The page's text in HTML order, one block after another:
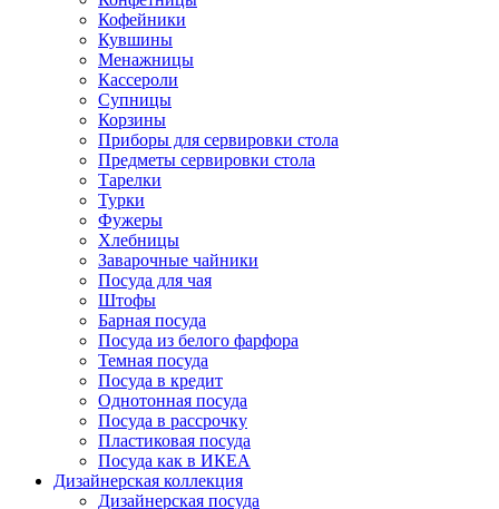
Кофейники
Кувшины
Менажницы
Кассероли
Супницы
Корзины
Приборы для сервировки стола
Предметы сервировки стола
Тарелки
Турки
Фужеры
Хлебницы
Заварочные чайники
Посуда для чая
Штофы
Барная посуда
Посуда из белого фарфора
Темная посуда
Посуда в кредит
Однотонная посуда
Посуда в рассрочку
Пластиковая посуда
Посуда как в ИКЕА
Дизайнерская коллекция
Дизайнерская посуда